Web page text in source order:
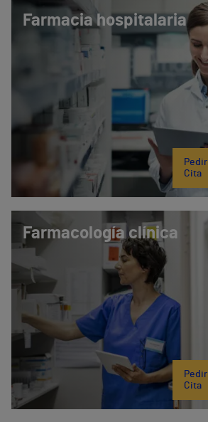
Farmacia hospitalaria
Pedir
Cita
Farmacología clínica
Pedir
Cita